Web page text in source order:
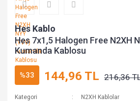
Hes Kablo
Hes 7x1,5 Halogen Free N2XH
Kumanda Kablosu
%33 144,96 TL 216,36
Kategori
N2XH Kablolar